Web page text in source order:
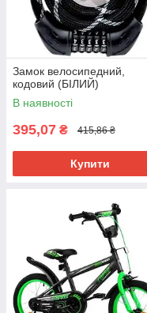
Замок велосипедний,
кодовий (БІЛИЙ)
В наявності
395,07 ₴ 415,86 ₴
Купити